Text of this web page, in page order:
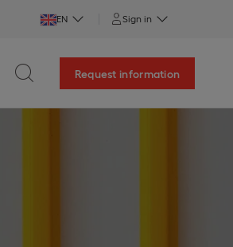
EN Sign in
Request information